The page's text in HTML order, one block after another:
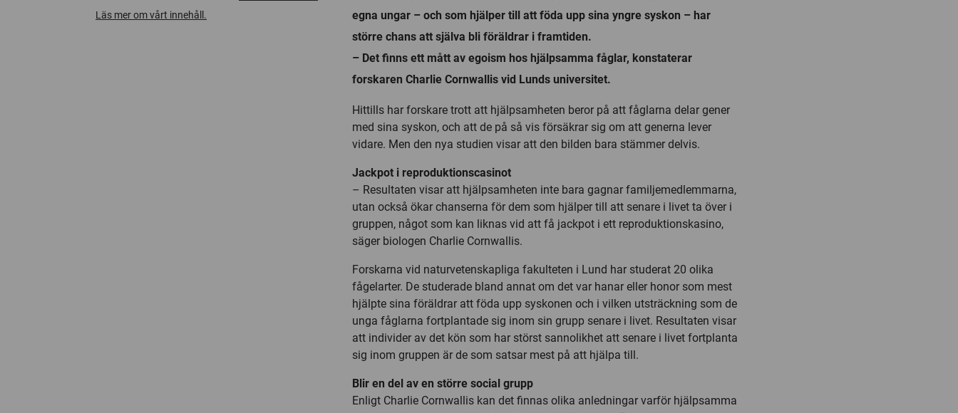
Läs mer om vårt innehåll.
egna ungar – och som hjälper till att föda upp sina yngre syskon – har
större chans att själva bli föräldrar i framtiden.
– Det finns ett mått av egoism hos hjälpsamma fåglar, konstaterar
forskaren Charlie Cornwallis vid Lunds universitet.
Hittills har forskare trott att hjälpsamheten beror på att fåglarna delar gener
med sina syskon, och att de på så vis försäkrar sig om att generna lever
vidare. Men den nya studien visar att den bilden bara stämmer delvis.
Jackpot i reproduktionscasinot
– Resultaten visar att hjälpsamheten inte bara gagnar familjemedlemmarna,
utan också ökar chanserna för dem som hjälper till att senare i livet ta över i
gruppen, något som kan liknas vid att få jackpot i ett reproduktionskasino,
säger biologen Charlie Cornwallis.
Forskarna vid naturvetenskapliga fakulteten i Lund har studerat 20 olika
fågelarter. De studerade bland annat om det var hanar eller honor som mest
hjälpte sina föräldrar att föda upp syskonen och i vilken utsträckning som de
unga fåglarna fortplantade sig inom sin grupp senare i livet. Resultaten visar
att individer av det kön som har störst sannolikhet att senare i livet fortplanta
sig inom gruppen är de som satsar mest på att hjälpa till.
Blir en del av en större social grupp
Enligt Charlie Cornwallis kan det finnas olika anledningar varför hjälpsamma